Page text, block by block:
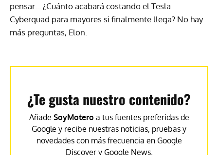
pensar… ¿Cuánto acabará costando el Tesla
Cyberquad para mayores si finalmente llega? No hay
más preguntas, Elon.
¿Te gusta nuestro contenido?
Añade SoyMotero a tus fuentes preferidas de
Google y recibe nuestras noticias, pruebas y
novedades con más frecuencia en Google
Discover y Google News.